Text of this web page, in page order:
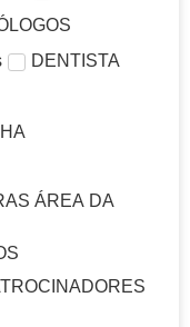
DENTISTA
ÁREA DA